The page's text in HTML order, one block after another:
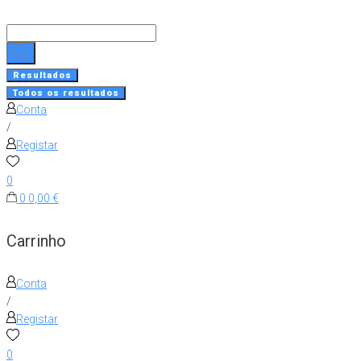
content
Resultados
Todos os resultados
Conta
/
Registar
0
0 0,00 €
Carrinho
Conta
/
Registar
0